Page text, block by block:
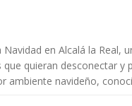
en Alcalá la Real,
que quieran desconectar y
ambiente navideño,